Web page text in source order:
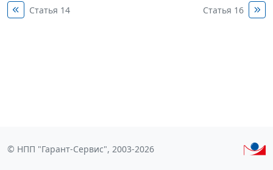
Статья 14 Статья 16
© НПП "Гарант-Сервис", 2003-2026